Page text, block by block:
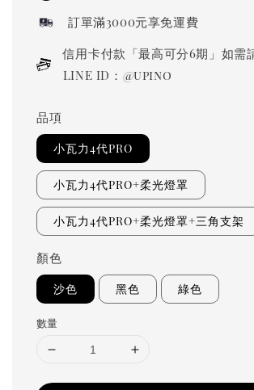
訂單滿3000元享免運費
信用卡付款「最高可分6期」如需
LINE ID：@upino
品項
小瓦力4代PRO
小瓦力4代PRO+柔光燈罩
小瓦力4代PRO+柔光燈罩+三角支架
顏色
沙色 黑色 綠色
數量